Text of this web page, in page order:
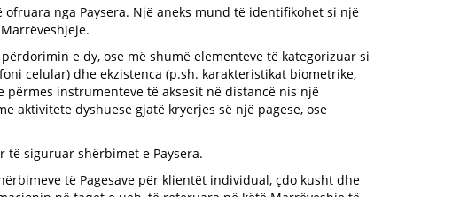
nga Paysera. Një aneks mund të identifikohet si një
e dy, ose më shumë elementeve të kategorizuar si
celular) dhe ekzistenca (p.sh. karakteristikat biometrike,
instrumenteve të aksesit në distancë nis një
aktivitete dyshuese gjatë kryerjes së një pagese, ose
siguruar shërbimet e Paysera.
të Pagesave për klientët individual, çdo kusht dhe